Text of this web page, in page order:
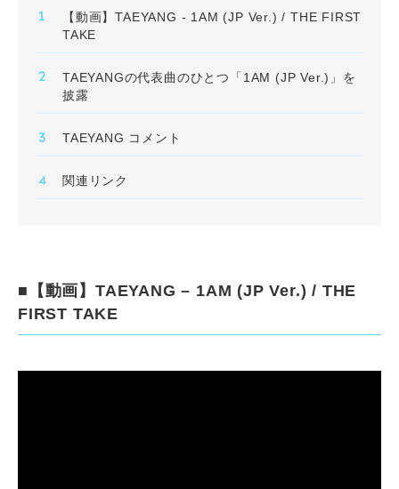
【動画】TAEYANG - 1AM (JP Ver.) / THE FIRST
TAKE
TAEYANGの代表曲のひとつ「1AM (JP Ver.)」を
披露
TAEYANG コメント
関連リンク
■【動画】TAEYANG – 1AM (JP Ver.) / THE
FIRST TAKE